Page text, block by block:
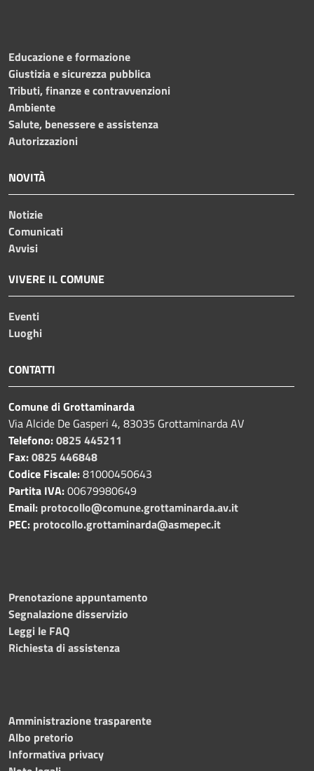
Educazione e formazione
Giustizia e sicurezza pubblica
Tributi, finanze e contravvenzioni
Ambiente
Salute, benessere e assistenza
Autorizzazioni
NOVITÀ
Notizie
Comunicati
Avvisi
VIVERE IL COMUNE
Eventi
Luoghi
CONTATTI
Comune di Grottaminarda
Via Alcide De Gasperi 4, 83035 Grottaminarda AV
Telefono:0825 445211
Fax:0825 446848
Codice Fiscale:81000450643
Partita IVA:00679980649
Email: protocollo@comune.grottaminarda.av.it
PEC: protocollo.grottaminarda@asmepec.it
Prenotazione appuntamento
Segnalazione disservizio
Leggi le FAQ
Richiesta di assistenza
Amministrazione trasparente
Albo pretorio
Informativa privacy